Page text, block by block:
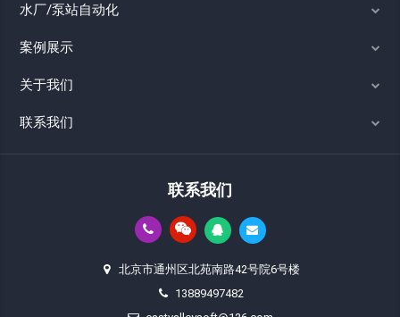
水厂/泵站自动化
案例展示
关于我们
联系我们
联系我们
北京市通州区北苑南路42号院6号楼
13889497482